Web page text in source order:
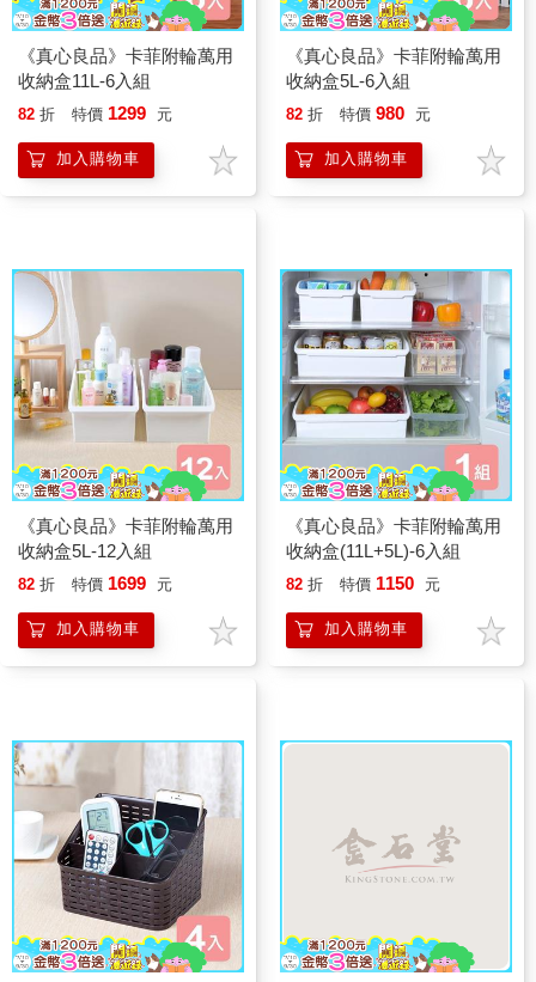
《真心良品》卡菲附輪萬用
收納盒11L-6入組
82 折 特價 1299 元
加入購物車
《真心良品》卡菲附輪萬用
收納盒5L-6入組
82 折 特價 980 元
加入購物車
《真心良品》卡菲附輪萬用
收納盒5L-12入組
82 折 特價 1699 元
加入購物車
《真心良品》卡菲附輪萬用
收納盒(11L+5L)-6入組
82 折 特價 1150 元
加入購物車